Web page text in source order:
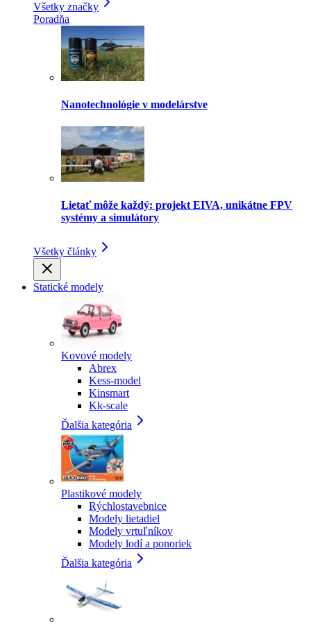
Všetky značky
Poradňa
Nanotechnológie v modelárstve
Lietať môže každý: projekt EIVA, unikátne FPV
systémy a simulátory
Všetky články
Statické modely
Kovové modely
Abrex
Kess-model
Kinsmart
Kk-scale
Ďalšia kategória
Plastikové modely
Rýchlostavebnice
Modely lietadiel
Modely vrtuľníkov
Modely lodí a ponoriek
Ďalšia kategória